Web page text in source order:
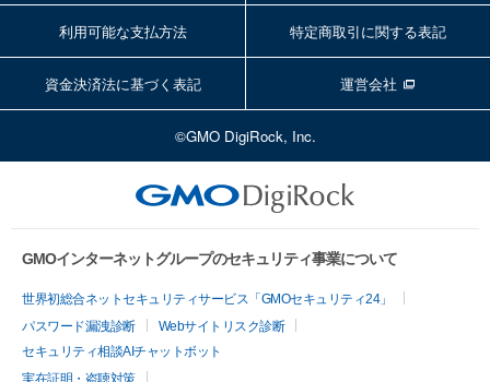
利用可能な支払方法 特定商取引に関する表記
資金決済法に基づく表記 運営会社
©GMO DigiRock, Inc.
GMOインターネットグループのセキュリティ事業について
世界初総合ネットセキュリティサービス「GMOセキュリティ24」
パスワード漏洩診断
Webサイトリスク診断
セキュリティ相談AIチャットボット
実在証明・盗聴対策